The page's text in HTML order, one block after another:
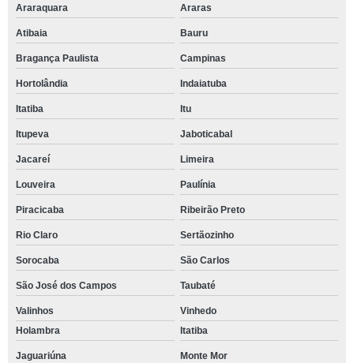
Araraquara Araras
Atibaia Bauru
Bragança Paulista Campinas
Hortolândia Indaiatuba
Itatiba Itu
Itupeva Jaboticabal
Jacareí Limeira
Louveira Paulínia
Piracicaba Ribeirão Preto
Rio Claro Sertãozinho
Sorocaba São Carlos
São José dos Campos Taubaté
Valinhos
Vinhedo
Holambra
Itatiba
Jaguariúna Monte Mor